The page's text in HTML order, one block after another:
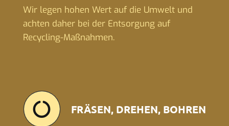
Wir legen hohen Wert auf die Umwelt und
achten daher bei der Entsorgung auf
Recycling-Maßnahmen.
FRÄSEN, DREHEN, BOHREN